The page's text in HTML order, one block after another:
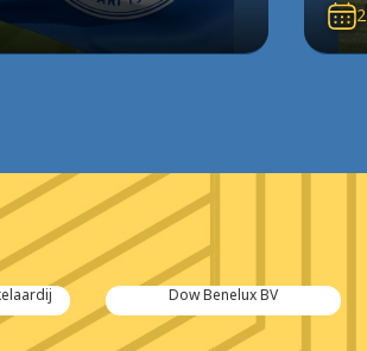
Dow Benelux BV Pablo